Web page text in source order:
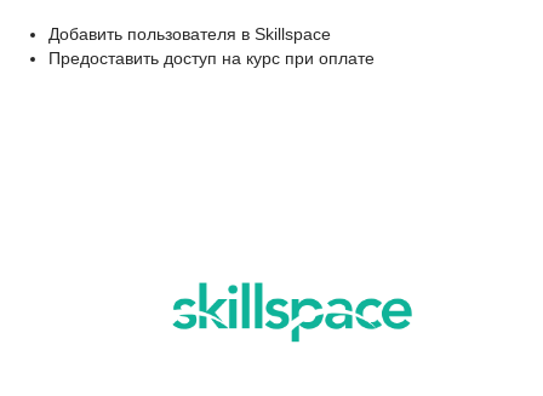
Добавить пользователя в Skillspace
Предоставить доступ на курс при оплате